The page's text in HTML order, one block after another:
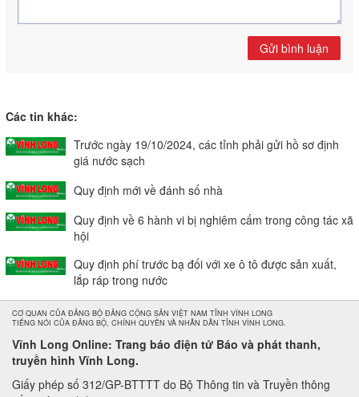
Gửi bình luận
Các tin khác:
Trước ngày 19/10/2024, các tỉnh phải gửi hồ sơ định
giá nước sạch
Quy định mới về đánh số nhà
Quy định về 6 hành vi bị nghiêm cấm trong công tác xã
hội
Quy định phí trước bạ đối với xe ô tô được sản xuất,
lắp ráp trong nước
CƠ QUAN CỦA ĐẢNG BỘ ĐẢNG CỘNG SẢN VIỆT NAM TỈNH VĨNH LONG
TIẾNG NÓI CỦA ĐẢNG BỘ, CHÍNH QUYỀN VÀ NHÂN DÂN TỈNH VĨNH LONG.
Vĩnh Long Online: Trang báo điện tử Báo và phát thanh,
truyền hình Vĩnh Long.
Giấy phép số 312/GP-BTTTT do Bộ Thông tin và Truyền thông